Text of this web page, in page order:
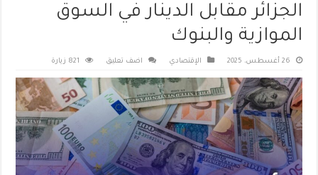
الجزائر مقابل الدينار في السوق
الموازية والبنوك
26 أغسطس، 2025 الإقتصادي اضف تعليق 821 زيارة